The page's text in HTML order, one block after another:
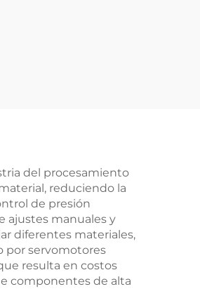
del procesamiento
reduciendo la
de presión
ajustes manuales y
diferentes materiales,
por servomotores
resulta en costos
componentes de alta